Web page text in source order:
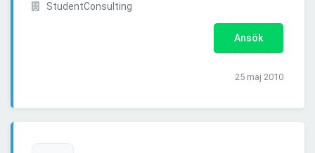
StudentConsulting
Ansök
25 maj 2010